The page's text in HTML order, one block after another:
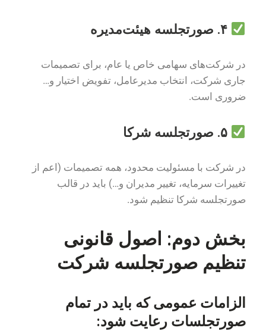
۴. صورتجلسه هیئت‌مدیره
در شرکت‌های سهامی خاص یا عام، برای تصمیمات
جاری شرکت، انتخاب مدیرعامل، تفویض اختیار و…
ضروری است.
۵. صورتجلسه شرکا
در شرکت با مسئولیت محدود، همه تصمیمات (اعم از
تغییرات سرمایه، تغییر مدیران و…) باید در قالب
صورتجلسه شرکا تنظیم شود.
بخش دوم: اصول قانونی
تنظیم صورتجلسه شرکت
الزامات عمومی که باید در تمام
صورتجلسات رعایت شود: